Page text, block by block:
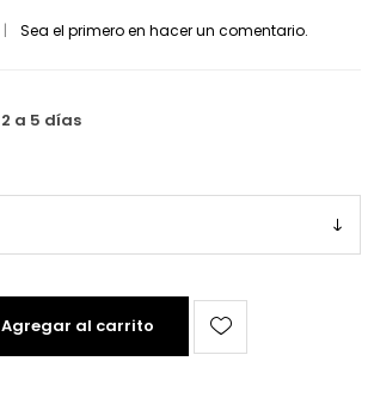
| Sea el primero en hacer un comentario.
2 a 5 días
Agregar al carrito